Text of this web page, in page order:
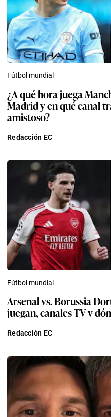
Fútbol mundial
¿A qué hora juega
Madrid y en qué canal
amistoso?
Redacción EC
Fútbol mundial
Arsenal vs. Borussia
juegan, canales TV y
Redacción EC